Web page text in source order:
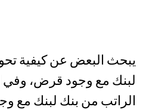
يبحث البعض عن كيفية
لبنك مع وجود قرض، وفي
الراتب من بنك لبنك مع